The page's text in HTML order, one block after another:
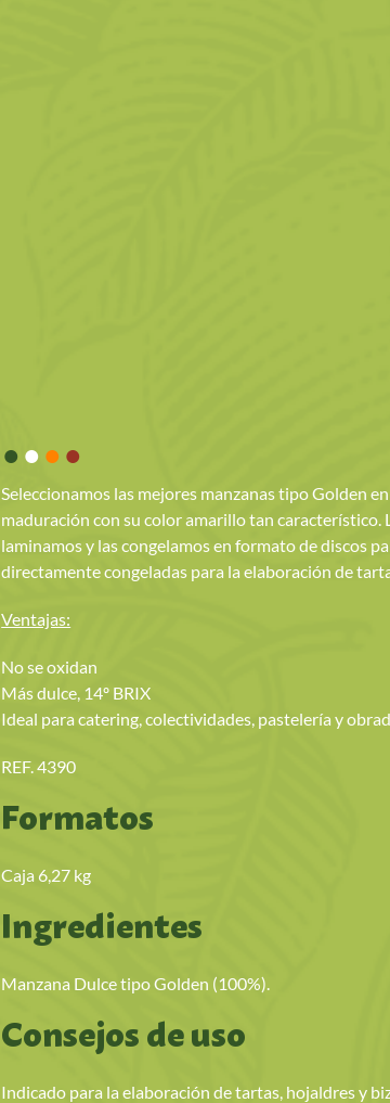
••••
Seleccionamos las mejores manzanas tipo Golden
maduración con su color amarillo tan característico.
laminamos y las congelamos en formato de discos
directamente congeladas para la elaboración de
Ventajas:
No se oxidan
Más dulce, 14º BRIX
Ideal para catering, colectividades, pastelería y
REF. 4390
Formatos
Caja 6,27 kg
Ingredientes
Manzana Dulce tipo Golden (100%).
Consejos de uso
Indicado para la elaboración de tartas, hojaldres y